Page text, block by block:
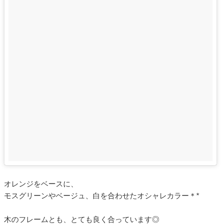
オレンジをベースに、
モスグリーンやベージュ、白を合わせたオシャレカラー＊*
木のフレームとも、とても良く合っています◎